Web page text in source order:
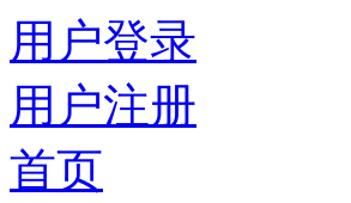
用户登录
用户注册
首页